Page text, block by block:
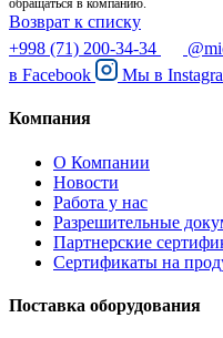
обращаться в компанию.
Возврат к списку
+998 (71) 200-34-34
в Facebook Мы в
Компания
О Компании
Новости
Работа у нас
Разрешительные
Партнерские
Сертификаты на
Поставка оборудования